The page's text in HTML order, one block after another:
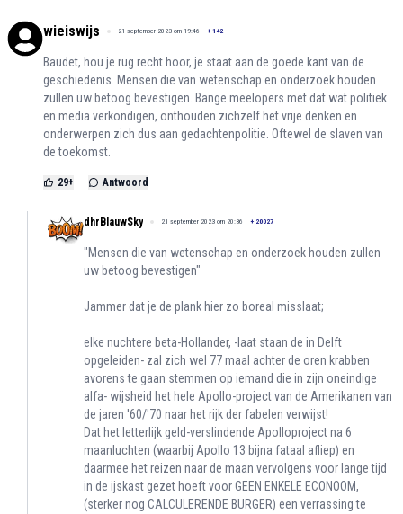
wieiswijs 21 september 2023 om 19:46 + 142
Baudet, hou je rug recht hoor, je staat aan de goede kant van de
geschiedenis. Mensen die van wetenschap en onderzoek houden
zullen uw betoog bevestigen. Bange meelopers met dat wat politiek
en media verkondigen, onthouden zichzelf het vrije denken en
onderwerpen zich dus aan gedachtenpolitie. Oftewel de slaven van
de toekomst.
29+ Antwoord
dhrBlauwSky 21 september 2023 om 20:36 + 20027
"Mensen die van wetenschap en onderzoek houden zullen
uw betoog bevestigen"
Jammer dat je de plank hier zo boreal misslaat;
elke nuchtere beta-Hollander, -laat staan de in Delft
opgeleiden- zal zich wel 77 maal achter de oren krabben
avorens te gaan stemmen op iemand die in zijn oneindige
alfa- wijsheid het hele Apollo-project van de Amerikanen van
de jaren '60/'70 naar het rijk der fabelen verwijst!
Dat het letterlijk geld-verslindende Apolloproject na 6
maanluchten (waarbij Apollo 13 bijna fataal afliep) en
daarmee het reizen naar de maan vervolgens voor lange tijd
in de ijskast gezet hoeft voor GEEN ENKELE ECONOOM,
(sterker nog CALCULERENDE BURGER) een verrassing te